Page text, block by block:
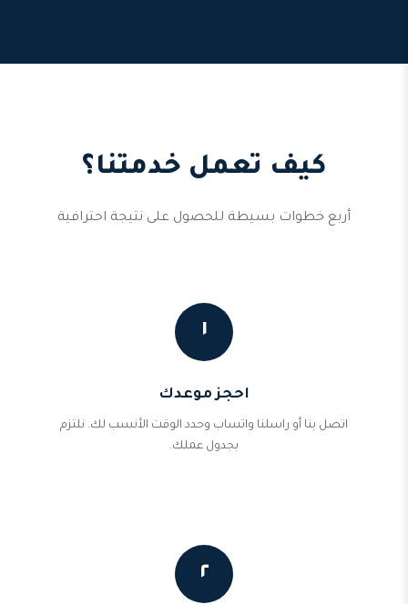
كيف تعمل خدمتنا؟
أربع خطوات بسيطة للحصول على نتيجة احترافية
١
احجز موعدك
اتصل بنا أو راسلنا واتساب وحدد الوقت الأنسب لك. نلتزم
بجدول عملك.
٢